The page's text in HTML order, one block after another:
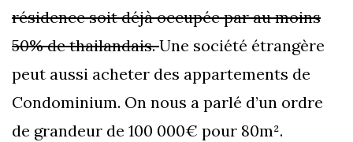
résidence soit déjà occupée par au moins
50% de thailandais.Une société étrangère
peut aussi acheter des appartements de
Condominium. On nous a parlé d’un ordre
de grandeur de 100 000€ pour 80m².